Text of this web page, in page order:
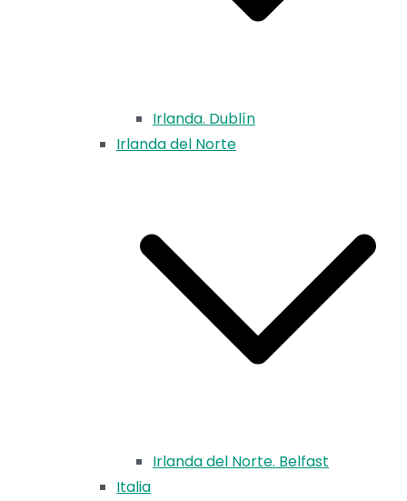
Irlanda. Dublín
Irlanda del Norte
Irlanda del Norte. Belfast
Italia